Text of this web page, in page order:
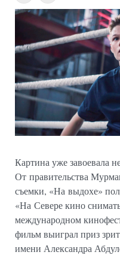
Картина уже завоевала
От правительства
съемки, «На выдохе»
«На Севере кино
международном
фильм выиграл приз
имени Александра